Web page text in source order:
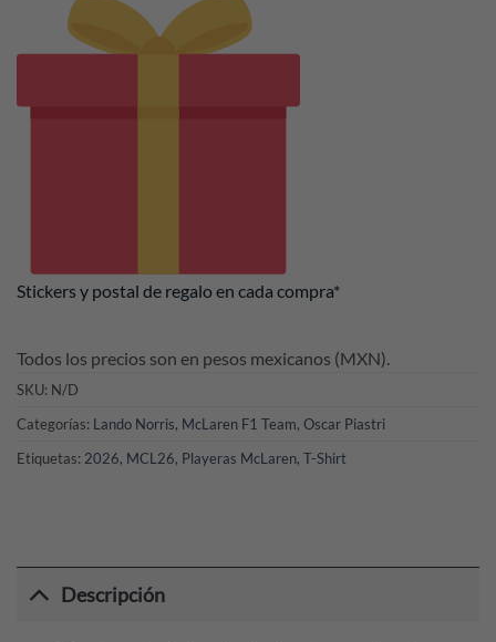
Stickers y postal de regalo en cada compra*
Todos los precios son en pesos mexicanos (MXN).
SKU: N/D
Categorías: Lando Norris, McLaren F1 Team, Oscar Piastri
Etiquetas: 2026, MCL26, Playeras McLaren, T-Shirt
Descripción